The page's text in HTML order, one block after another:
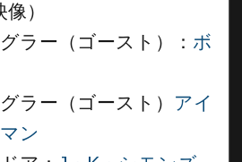
像）
ラー（ゴースト）： ボ
ラー（ゴースト） アイ
ン